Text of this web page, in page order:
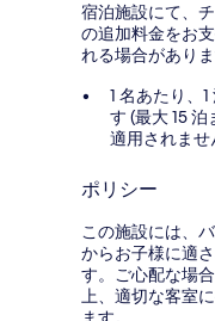
宿泊施設にて、
の追加料金をお
れる場合があり
1 名あたり、
す (最大 15
適用されませ
ポリシー
この施設には、
からお子様に適
す。ご心配な場
上、適切な客室